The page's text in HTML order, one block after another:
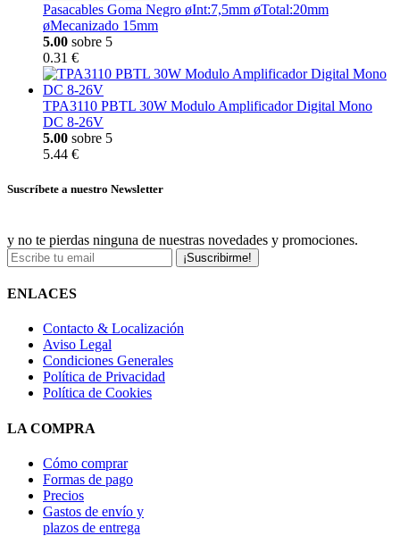
Pasacables Goma Negro øInt:7,5mm øTotal:20mm
øMecanizado 15mm
5.00 sobre 5
0.31 €
TPA3110 PBTL 30W Modulo Amplificador Digital Mono
DC 8-26V
5.00 sobre 5
5.44 €
Suscríbete a nuestro Newsletter
y no te pierdas ninguna de nuestras novedades y promociones.
¡Suscribirme!
ENLACES
Contacto & Localización
Aviso Legal
Condiciones Generales
Política de Privacidad
Política de Cookies
LA COMPRA
Cómo comprar
Formas de pago
Precios
Gastos de envío y
plazos de entrega